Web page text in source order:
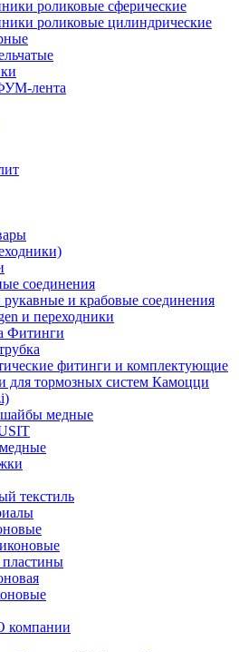
роликовые сферические
роликовые цилиндрические
лента
соединения
рукавные и крабовые соединения
и переходники
Фитинги
фитинги и комплектующие
для тормозных систем Камоцци
медные
текстиль
компании